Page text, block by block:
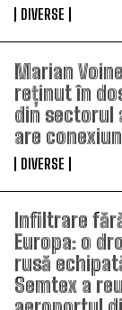
DIVERSE
Marian
reținut în
din sectorul
are
DIVERSE
Infiltrare
Europa: o
rusă
Semtex a